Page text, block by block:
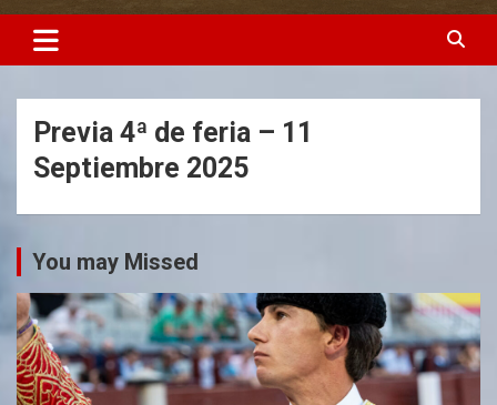
Previa 4ª de feria – 11
Septiembre 2025
You may Missed